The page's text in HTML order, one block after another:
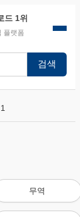
드 1위
플랫폼
검색
무역